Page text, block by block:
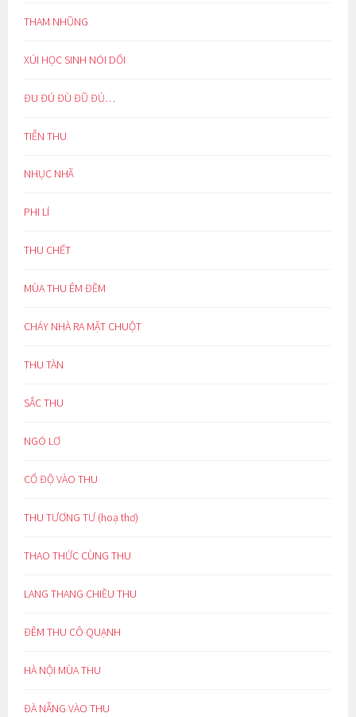
THAM NHŨNG
XÚI HỌC SINH NÓI DỐI
ĐU ĐÚ ĐÙ ĐŨ ĐỦ…
TIỄN THU
NHỤC NHÃ
PHI LÍ
THU CHẾT
MÙA THU ÊM ĐỀM
CHÁY NHÀ RA MẶT CHUỘT
THU TÀN
SẮC THU
NGÓ LƠ
CỔ ĐỘ VÀO THU
THU TƯƠNG TƯ (hoạ thơ)
THAO THỨC CÙNG THU
LANG THANG CHIỀU THU
ĐÊM THU CÔ QUẠNH
HÀ NỘI MÙA THU
ĐÀ NẴNG VÀO THU